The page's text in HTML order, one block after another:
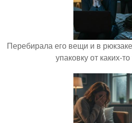
Перебирала его вещи и в
упаковку от каких-